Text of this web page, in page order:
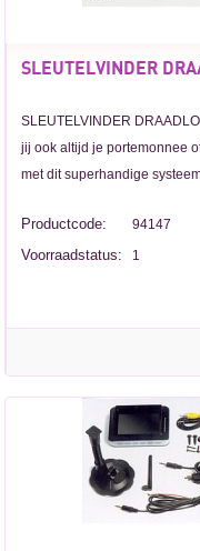
SLEUTELVINDER
SLEUTELVINDER
jij ook altijd je portemonnee
met dit superhandige
Productcode: 94147
Voorraadstatus: 1